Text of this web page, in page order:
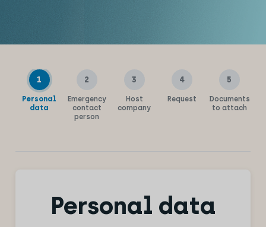
1
Personal
data
2
Emergency
contact
person
3
Host
company
4
Request
5
Documents
to attach
Personal data